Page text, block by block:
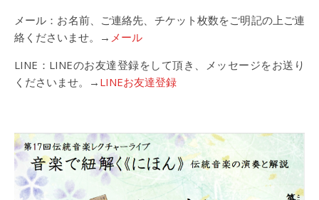
メール：お名前、ご連絡先、チケット枚数をご明記の上ご連
絡くださいませ。→ メール
LINE：LINEのお友達登録をして頂き、メッセージをお送り
くださいませ。→ LINEお友達登録